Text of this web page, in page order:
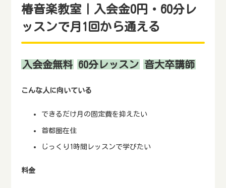
椿音楽教室｜入会金0円・60分レ
ッスンで月1回から通える
入会金無料 60分レッスン 音大卒講師
こんな人に向いている
できるだけ月の固定費を抑えたい
首都圏在住
じっくり1時間レッスンで学びたい
料金